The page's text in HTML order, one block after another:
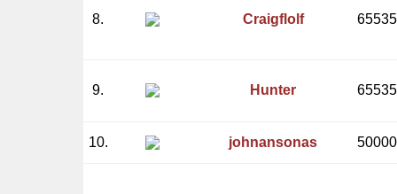
8. Craigflolf 65535
9. Hunter 65535
10. johnansonas 50000